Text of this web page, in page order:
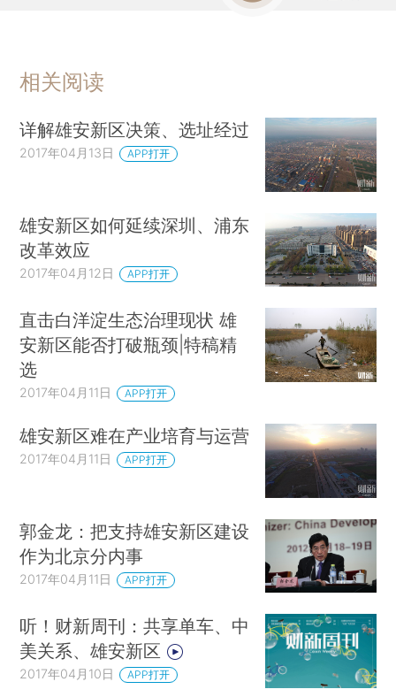
相关阅读
详解雄安新区决策、选址经过
2017年04月13日 APP打开
雄安新区如何延续深圳、浦东
改革效应
2017年04月12日 APP打开
直击白洋淀生态治理现状 雄
安新区能否打破瓶颈|特稿精
选
2017年04月11日 APP打开
雄安新区难在产业培育与运营
2017年04月11日 APP打开
郭金龙：把支持雄安新区建设
作为北京分内事
2017年04月11日 APP打开
听！财新周刊：共享单车、中
美关系、雄安新区
2017年04月10日 APP打开